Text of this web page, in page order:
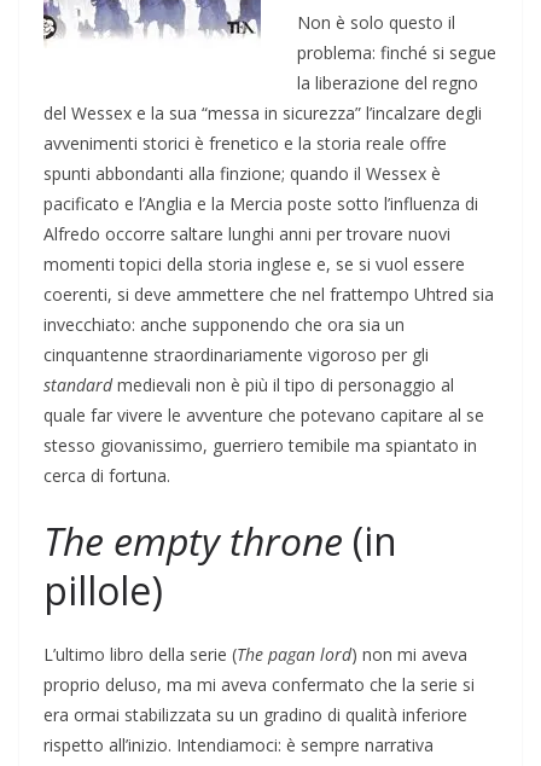
Non è solo questo il
problema: finché si segue
la liberazione del regno
del Wessex e la sua “messa in sicurezza” l’incalzare degli
avvenimenti storici è frenetico e la storia reale offre
spunti abbondanti alla finzione; quando il Wessex è
pacificato e l’Anglia e la Mercia poste sotto l’influenza di
Alfredo occorre saltare lunghi anni per trovare nuovi
momenti topici della storia inglese e, se si vuol essere
coerenti, si deve ammettere che nel frattempo Uhtred sia
invecchiato: anche supponendo che ora sia un
cinquantenne straordinariamente vigoroso per gli
standardmedievali non è più il tipo di personaggio al
quale far vivere le avventure che potevano capitare al se
stesso giovanissimo, guerriero temibile ma spiantato in
cerca di fortuna.
The empty throne (in
pillole)
L’ultimo libro della serie (The pagan lord) non mi aveva
proprio deluso, ma mi aveva confermato che la serie si
era ormai stabilizzata su un gradino di qualità inferiore
rispetto all’inizio. Intendiamoci: è sempre narrativa